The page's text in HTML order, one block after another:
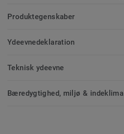
Produktegenskaber
Ydeevnedeklaration
Teknisk ydeevne
Bæredygtighed, miljø & indeklima